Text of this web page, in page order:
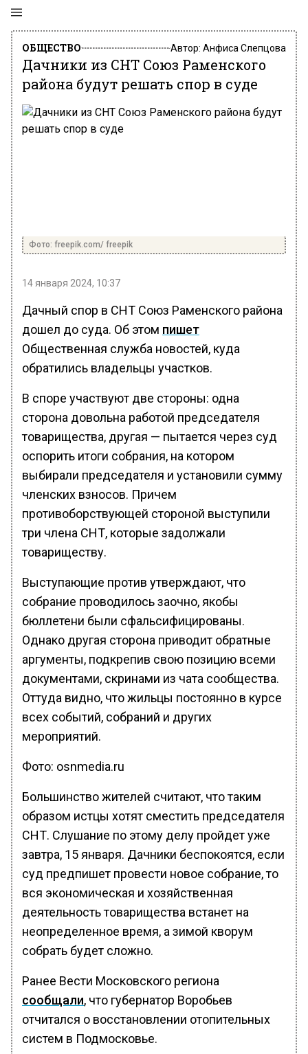
ОБЩЕСТВО Автор: Анфиса Слепцова
Дачники из СНТ Союз Раменского
района будут решать спор в суде
Фото: freepik.com/ freepik
14 января 2024, 10:37
Дачный спор в СНТ Союз Раменского района
дошел до суда. Об этом пишет
Общественная служба новостей, куда
обратились владельцы участков.
В споре участвуют две стороны: одна
сторона довольна работой председателя
товарищества, другая — пытается через суд
оспорить итоги собрания, на котором
выбирали председателя и установили сумму
членских взносов. Причем
противоборствующей стороной выступили
три члена СНТ, которые задолжали
товариществу.
Выступающие против утверждают, что
собрание проводилось заочно, якобы
бюллетени были сфальсифицированы.
Однако другая сторона приводит обратные
аргументы, подкрепив свою позицию всеми
документами, скринами из чата сообщества.
Оттуда видно, что жильцы постоянно в курсе
всех событий, собраний и других
мероприятий.
Фото: osnmedia.ru
Большинство жителей считают, что таким
образом истцы хотят сместить председателя
СНТ. Слушание по этому делу пройдет уже
завтра, 15 января. Дачники беспокоятся, если
суд предпишет провести новое собрание, то
вся экономическая и хозяйственная
деятельность товарищества встанет на
неопределенное время, а зимой кворум
собрать будет сложно.
Ранее Вести Московского региона
сообщали, что губернатор Воробьев
отчитался о восстановлении отопительных
систем в Подмосковье.